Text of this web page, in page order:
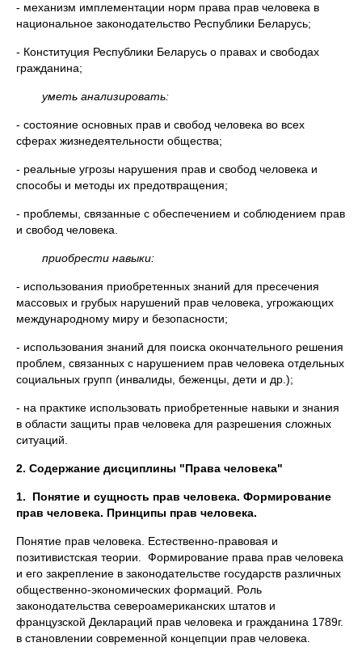
- механизм имплементации норм права прав человека в
национальное законодательство Республики Беларусь;
- Конституция Республики Беларусь о правах и свободах
гражданина;
уметь анализировать:
- состояние основных прав и свобод человека во всех
сферах жизнедеятельности общества;
- реальные угрозы нарушения прав и свобод человека и
способы и методы их предотвращения;
- проблемы, связанные с обеспечением и соблюдением прав
и свобод человека.
приобрести навыки:
- использования приобретенных знаний для пресечения
массовых и грубых нарушений прав человека, угрожающих
международному миру и безопасности;
- использования знаний для поиска окончательного решения
проблем, связанных с нарушением прав человека отдельных
социальных групп (инвалиды, беженцы, дети и др.);
- на практике использовать приобретенные навыки и знания
в области защиты прав человека для разрешения сложных
ситуаций.
2. Содержание дисциплины "Права человека"
1. Понятие и сущность прав человека. Формирование
прав человека. Принципы прав человека.
Понятие прав человека. Естественно-правовая и
позитивистская теории. Формирование права прав человека
и его закрепление в законодательстве государств различных
общественно-экономических формаций. Роль
законодательства североамериканских штатов и
французской Деклараций прав человека и гражданина 1789г.
в становлении современной концепции прав человека.